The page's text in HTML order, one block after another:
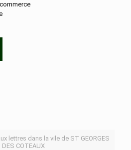
lettres dans la vile de ST GEORGES
DES COTEAUX